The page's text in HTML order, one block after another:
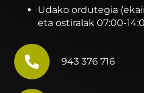
Udako ordutegia
eta ostiralak 07:00-
943 376 716